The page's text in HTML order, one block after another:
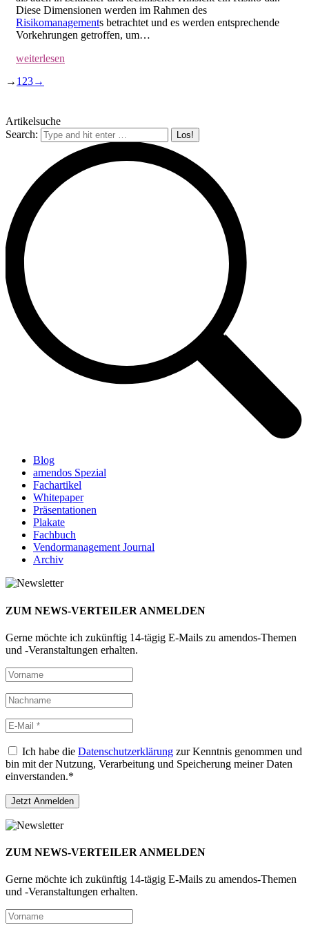
Diese Dimensionen werden im Rahmen des
Risikomanagements betrachtet und es werden entsprechende
Vorkehrungen getroffen, um…
weiterlesen
→ 1 23→
Artikelsuche
Search:
Blog
amendos Spezial
Fachartikel
Whitepaper
Präsentationen
Plakate
Fachbuch
Vendormanagement Journal
Archiv
ZUM NEWS-VERTEILER ANMELDEN
Gerne möchte ich zukünftig 14-tägig E-Mails zu amendos-Themen
und -Veranstaltungen erhalten.
Ich habe die Datenschutzerklärung zur Kenntnis genommen und
bin mit der Nutzung, Verarbeitung und Speicherung meiner Daten
einverstanden.*
ZUM NEWS-VERTEILER ANMELDEN
Gerne möchte ich zukünftig 14-tägig E-Mails zu amendos-Themen
und -Veranstaltungen erhalten.